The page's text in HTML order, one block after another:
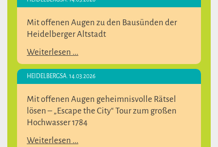
Mit offenen Augen zu den Bausünden der
Heidelberger Altstadt
Weiterlesen ...
HEIDELBERGSA. 14.03.2026
Mit offenen Augen geheimnisvolle Rätsel
lösen – „Escape the City“ Tour zum großen
Hochwasser 1784
Weiterlesen ...